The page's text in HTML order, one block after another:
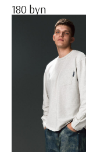
180 byn